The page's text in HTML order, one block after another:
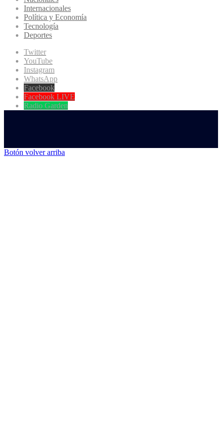
Internacionales
Política y Economía
Tecnología
Deportes
Twitter
YouTube
Instagram
WhatsApp
Facebook
Facebook LIVE
Radio Garden
Botón volver arriba